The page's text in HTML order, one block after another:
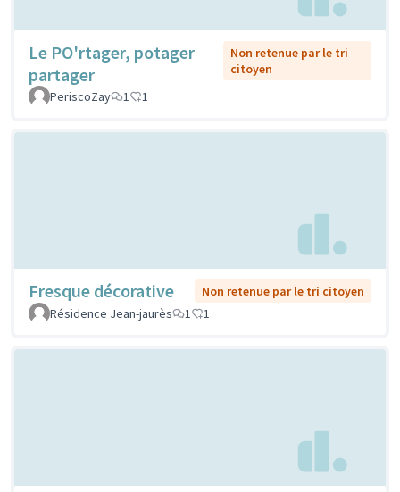
Le PO'rtager, potager
partager
Non retenue par le tri
citoyen
PeriscoZay
1 1
Fresque décorative
Non retenue par le tri citoyen
Résidence Jean-jaurès
1 1